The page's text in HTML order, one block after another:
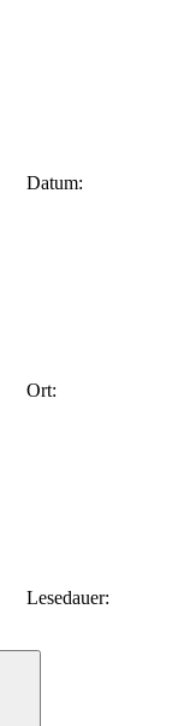
Datum:
Ort:
Lesedauer: